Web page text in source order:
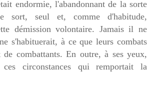
endormie, l'abandonnant de la sorte
sort, seul et, comme d'habitude,
démission volontaire. Jamais il ne
s'habituerait, à ce que leurs combats
de combattants. En outre, à ses yeux,
circonstances qui remportait la